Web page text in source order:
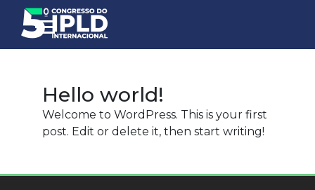
Hello world!
Welcome to WordPress. This is your first
post. Edit or delete it, then start writing!